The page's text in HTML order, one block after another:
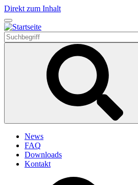
Direkt zum Inhalt
News
FAQ
Downloads
Kontakt